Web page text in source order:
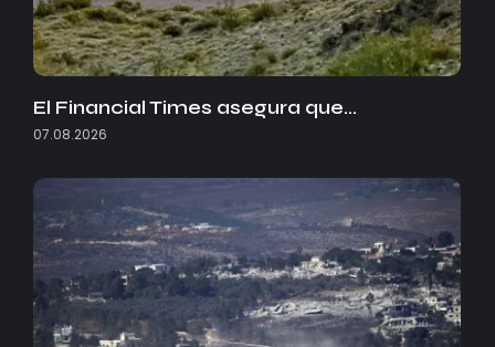
El Financial Times asegura que…
07.08.2026